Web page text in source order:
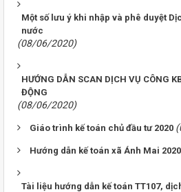
Một số lưu ý khi nhập và phê duyệt
nước
(08/06/2020)
HƯỚNG DẪN SCAN DỊCH VỤ CÔNG
ĐỘNG
(08/06/2020)
Giáo trình kế toán chủ đầu tư 2020
Hướng dẫn kế toán xã Ánh Mai 2020
Tài liệu hướng dẫn kế toán TT107,